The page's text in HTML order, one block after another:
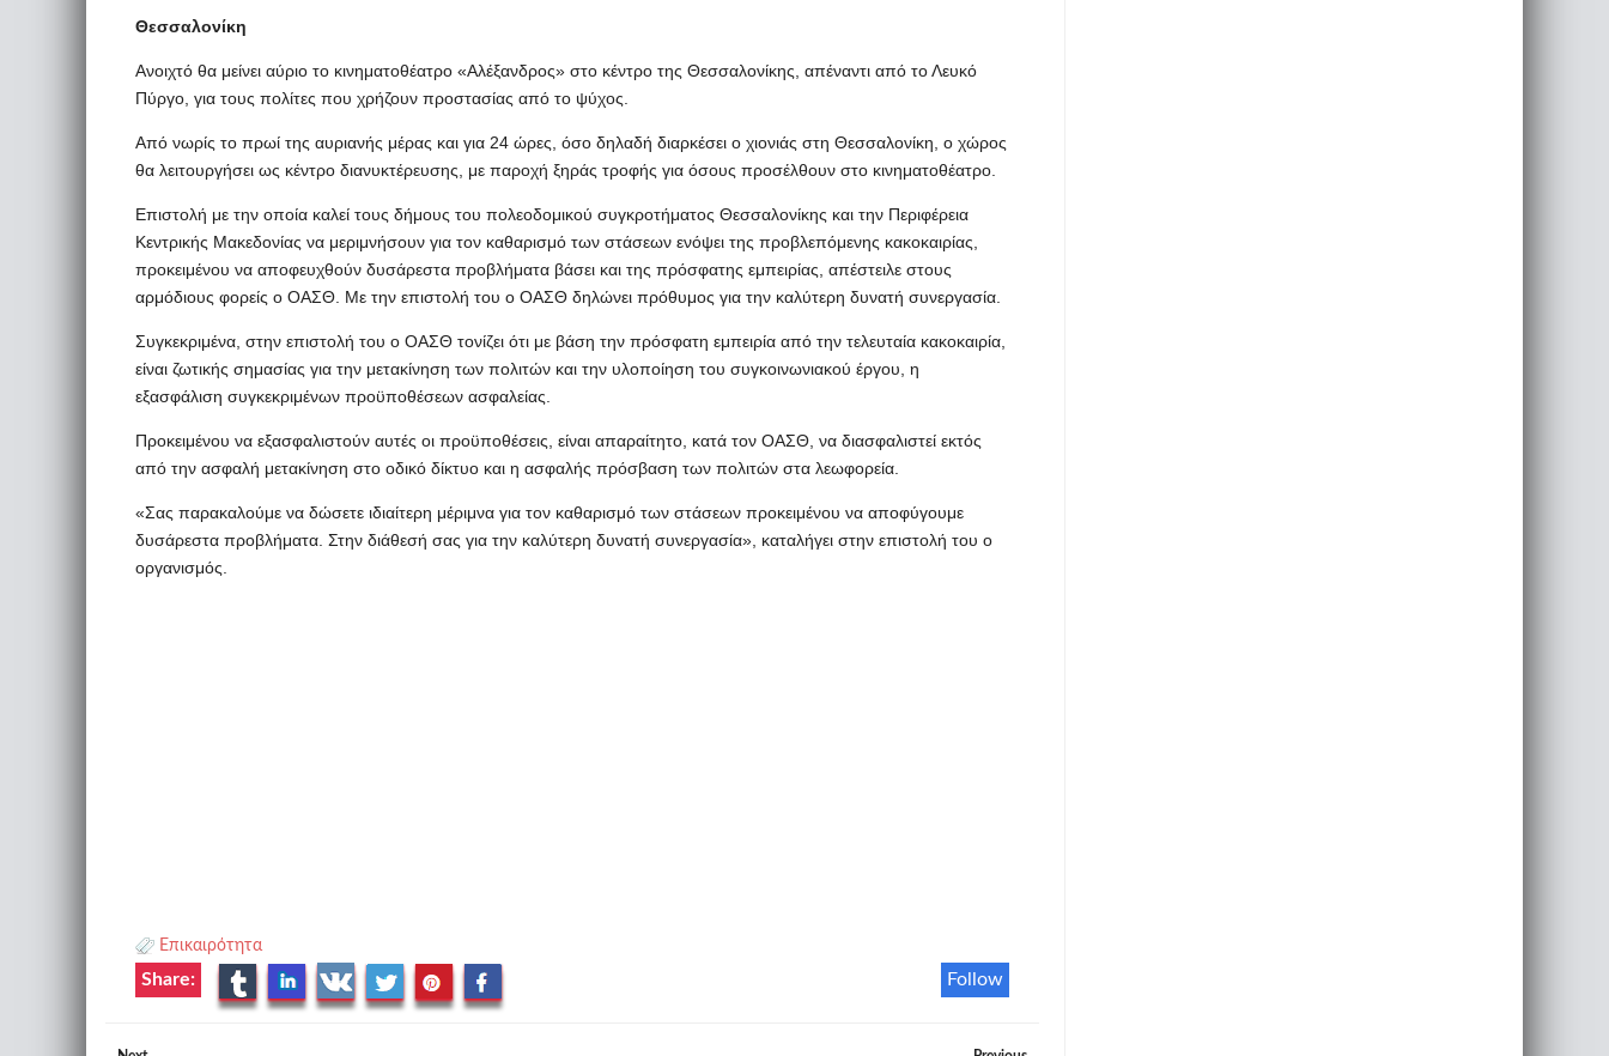
Θεσσαλονίκη
Ανοιχτό θα μείνει αύριο το κινηματοθέατρο «Αλέξανδρος» στο κέντρο της Θεσσαλονίκης, απέναντι από το Λευκό
Πύργο, για τους πολίτες που χρήζουν προστασίας από το ψύχος.
Από νωρίς το πρωί της αυριανής μέρας και για 24 ώρες, όσο δηλαδή διαρκέσει ο χιονιάς στη Θεσσαλονίκη, ο χώρος
θα λειτουργήσει ως κέντρο διανυκτέρευσης, με παροχή ξηράς τροφής για όσους προσέλθουν στο κινηματοθέατρο.
Επιστολή με την οποία καλεί τους δήμους του πολεοδομικού συγκροτήματος Θεσσαλονίκης και την Περιφέρεια
Κεντρικής Μακεδονίας να μεριμνήσουν για τον καθαρισμό των στάσεων ενόψει της προβλεπόμενης κακοκαιρίας,
προκειμένου να αποφευχθούν δυσάρεστα προβλήματα βάσει και της πρόσφατης εμπειρίας, απέστειλε στους
αρμόδιους φορείς ο ΟΑΣΘ. Με την επιστολή του ο ΟΑΣΘ δηλώνει πρόθυμος για την καλύτερη δυνατή συνεργασία.
Συγκεκριμένα, στην επιστολή του ο ΟΑΣΘ τονίζει ότι με βάση την πρόσφατη εμπειρία από την τελευταία κακοκαιρία,
είναι ζωτικής σημασίας για την μετακίνηση των πολιτών και την υλοποίηση του συγκοινωνιακού έργου, η
εξασφάλιση συγκεκριμένων προϋποθέσεων ασφαλείας.
Προκειμένου να εξασφαλιστούν αυτές οι προϋποθέσεις, είναι απαραίτητο, κατά τον ΟΑΣΘ, να διασφαλιστεί εκτός
από την ασφαλή μετακίνηση στο οδικό δίκτυο και η ασφαλής πρόσβαση των πολιτών στα λεωφορεία.
«Σας παρακαλούμε να δώσετε ιδιαίτερη μέριμνα για τον καθαρισμό των στάσεων προκειμένου να αποφύγουμε
δυσάρεστα προβλήματα. Στην διάθεσή σας για την καλύτερη δυνατή συνεργασία», καταλήγει στην επιστολή του ο
οργανισμός.
Επικαιρότητα
Follow
Share: